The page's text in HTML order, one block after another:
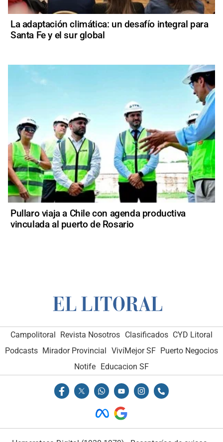
La adaptación climática: un desafío integral para
Santa Fe y el sur global
Pullaro viaja a Chile con agenda productiva
vinculada al puerto de Rosario
Campolitoral Revista Nosotros Clasificados CYD Litoral
Podcasts Mirador Provincial VivíMejor SF Puerto Negocios
Notife
Educacion SF